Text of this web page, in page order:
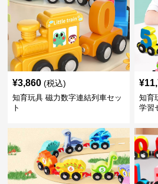
¥3,860 (税込)
知育玩具 磁力数字連結列車セッ
ト
¥
知育
学習